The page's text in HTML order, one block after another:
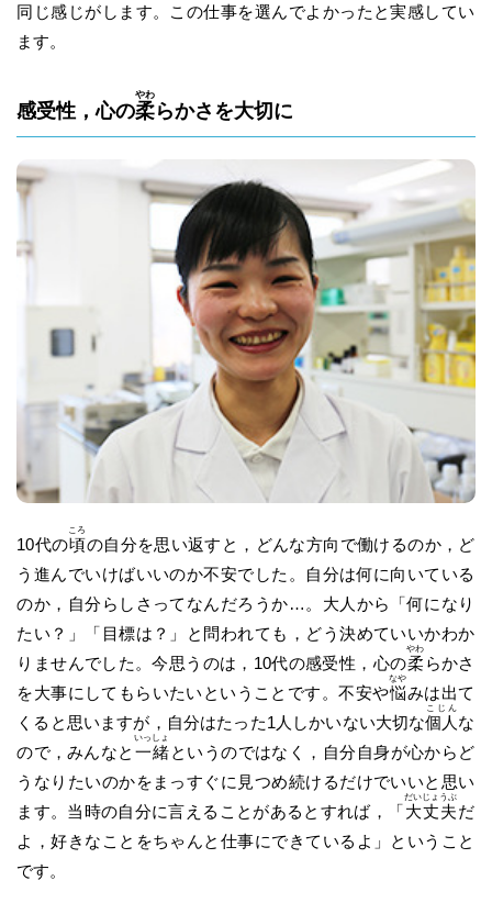
同じ感じがします。この仕事を選んでよかったと実感してい
ます。
感受性，心の柔
やわ
らかさを大切に
10代の頃
ころ
の自分を思い返すと，どんな方向で働けるのか，ど
う進んでいけばいいのか不安でした。自分は何に向いている
のか，自分らしさってなんだろうか…。大人から「何になり
たい？」「目標は？」と問われても，どう決めていいかわか
りませんでした。今思うのは，10代の感受性，心の柔
やわ
らかさ
を大事にしてもらいたいということです。不安や悩
なや
みは出て
くると思いますが，自分はたった1人しかいない大切な個人
こじん
な
ので，みんなと 一緒
いっしょ
というのではなく，自分自身が心からど
うなりたいのかをまっすぐに見つめ続けるだけでいいと思い
ます。当時の自分に言えることがあるとすれば，「大丈夫
だいじょうぶ
だ
よ，好きなことをちゃんと仕事にできているよ」ということ
です。